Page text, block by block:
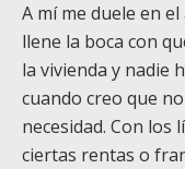
A mí me duele en
llene la boca con
la vivienda y nadie
cuando creo que
necesidad. Con los
ciertas rentas o